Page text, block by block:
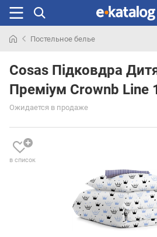
раньше
Постельное белье
Cosas Підковдра
Преміум Crownb Line
Ожидается в продаже
в список